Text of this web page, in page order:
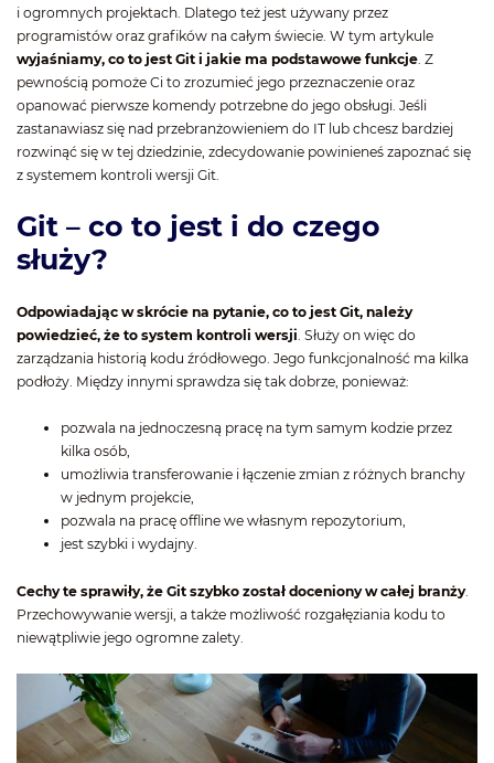
i ogromnych projektach. Dlatego też jest używany przez
programistów oraz grafików na całym świecie. W tym artykule
wyjaśniamy, co to jest Git i jakie ma podstawowe funkcje . Z
pewnością pomoże Ci to zrozumieć jego przeznaczenie oraz
opanować pierwsze komendy potrzebne do jego obsługi. Jeśli
zastanawiasz się nad przebranżowieniem do IT lub chcesz bardziej
rozwinąć się w tej dziedzinie, zdecydowanie powinieneś zapoznać się
z systemem kontroli wersji Git.
Git – co to jest i do czego
służy?
Odpowiadając w skrócie na pytanie, co to jest Git, należy
powiedzieć, że to system kontroli wersji . Służy on więc do
zarządzania historią kodu źródłowego. Jego funkcjonalność ma kilka
podłoży. Między innymi sprawdza się tak dobrze, ponieważ:
pozwala na jednoczesną pracę na tym samym kodzie przez
kilka osób,
umożliwia transferowanie i łączenie zmian z różnych branchy
w jednym projekcie,
pozwala na pracę offline we własnym repozytorium,
jest szybki i wydajny.
Cechy te sprawiły, że Git szybko został doceniony w całej branży.
Przechowywanie wersji, a także możliwość rozgałęziania kodu to
niewątpliwie jego ogromne zalety.